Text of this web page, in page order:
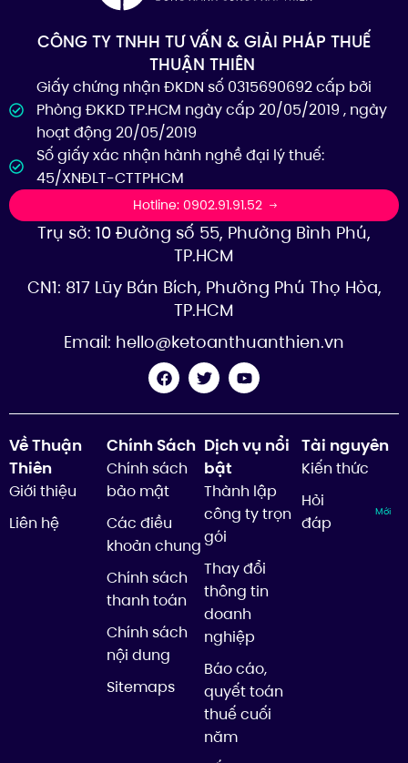
CÔNG TY TNHH TƯ VẤN & GIẢI PHÁP THUẾ
THUẬN THIÊN
Giấy chứng nhận ĐKDN số 0315690692 cấp bởi
Phòng ĐKKD TP.HCM ngày cấp 20/05/2019 , ngày
hoạt động 20/05/2019
Số giấy xác nhận hành nghề đại lý thuế:
45/XNĐLT-CTTPHCM
Hotline: 0902.91.91.52
Trụ sở: 10 Đường số 55, Phường Bình Phú,
TP.HCM
CN1: 817 Lũy Bán Bích, Phường Phú Thọ Hòa,
TP.HCM
Email: hello@ketoanthuanthien.vn
Về Thuận
Thiên
Giới thiệu
Liên hệ
Chính Sách
Chính sách
bảo mật
Các điều
khoản chung
Chính sách
thanh toán
Chính sách
nội dung
Sitemaps
Dịch vụ nổi
bật
Thành lập
công ty trọn
gói
Thay đổi
thông tin
doanh
nghiệp
Báo cáo,
quyết toán
thuế cuối
năm
Tài nguyên
Kiến thức
Hỏi
đáp
Mới